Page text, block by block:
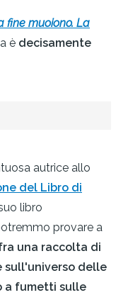
fine muoiono. La
è decisamente
autrice allo
del Libro di
libro
provare a
una raccolta di
sull'universo delle
a fumetti sulle